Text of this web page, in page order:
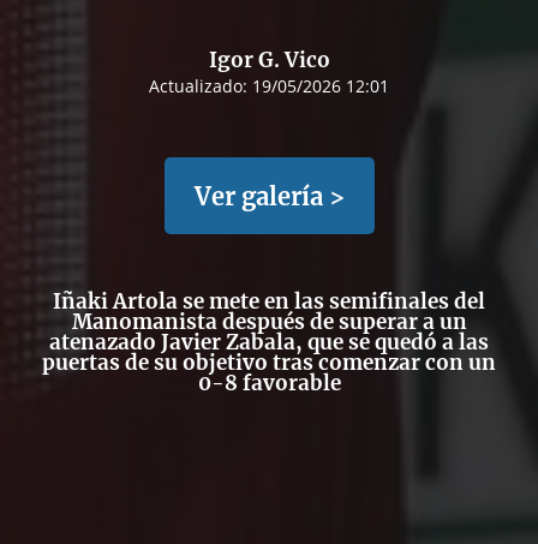
Igor G. Vico
Actualizado: 19/05/2026 12:01
Ver galería >
Iñaki Artola se mete en las semifinales del
Manomanista después de superar a un
atenazado Javier Zabala, que se quedó a las
puertas de su objetivo tras comenzar con un
0-8 favorable